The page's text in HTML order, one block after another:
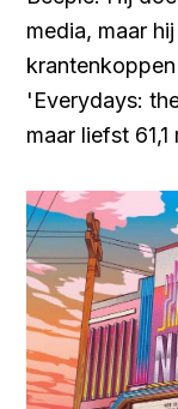
media, maar
'Everydays:
maar liefst